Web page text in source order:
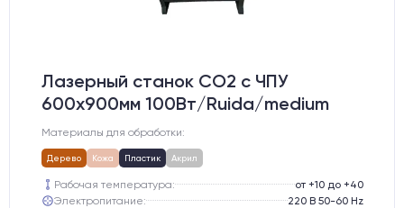
Лазерный станок CO2 c ЧПУ
600х900мм 100Вт/Ruida/medium
Материалы для обработки:
Дерево Кожа Пластик Акрил
Рабочая температура:
от +10 до +40
Электропитание:
220 В 50-60 Hz